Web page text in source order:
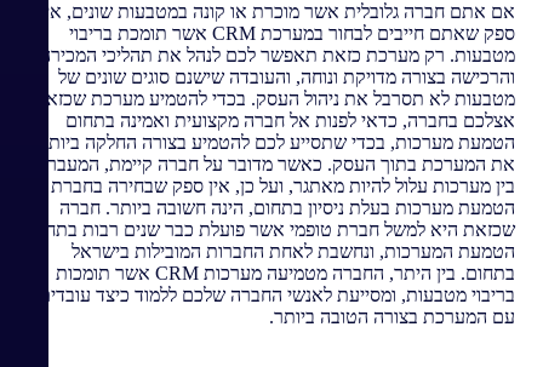
אם אתם חברה גלובלית אשר מוכרת או קונה במטבעות שונים, אין
ספק שאתם חייבים לבחור במערכת CRM אשר תומכת בריבוי
מטבעות. רק מערכת כזאת תאפשר לכם לנהל את תהליכי המכירה
והרכישה בצורה מדויקת ונוחה, והעובדה שישנם סוגים שונים של
מטבעות לא תסרבל את ניהול העסק. בכדי להטמיע מערכת שכזאת
אצלכם בחברה, כדאי לפנות אל חברה מקצועית ואמינה בתחום
הטמעת מערכות, בכדי שתסייע לכם להטמיע בצורה החלקה ביותר
את המערכת בתוך העסק. כאשר מדובר על חברה קיימת, המעבר
בין מערכות עלול להיות מאתגר, ועל כן, אין ספק שבחירה בחברת
הטמעת מערכות בעלת ניסיון בתחום, הינה חשובה ביותר. חברה
שכזאת היא למשל חברת טופמי אשר פועלת כבר שנים רבות בתחום
הטמעת המערכות, ונחשבת לאחת החברות המובילות בישראל
בתחום. בין היתר, החברה מטמיעה מערכות CRM אשר תומכות
בריבוי מטבעות, ומסייעת לאנשי החברה שלכם ללמוד כיצד עובדים
עם המערכת בצורה הטובה ביותר.